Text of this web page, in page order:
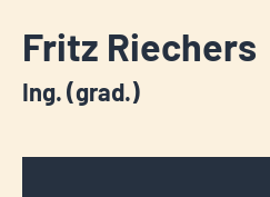
Fritz Riechers
Ing. (grad.)